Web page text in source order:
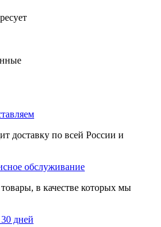
доставку по всей России и
обслуживание
в качестве которых мы
дней